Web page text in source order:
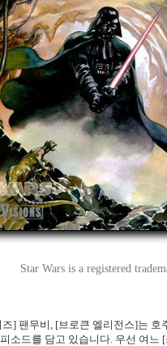
Star Wars is a registered
] 팬무비, [브로큰 엘리전스]는 호
소드를 담고 있습니다. 우선 여